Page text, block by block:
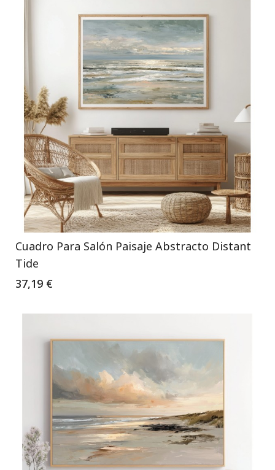
Cuadro Para Salón Paisaje Abstracto Distant
Tide
37,19 €